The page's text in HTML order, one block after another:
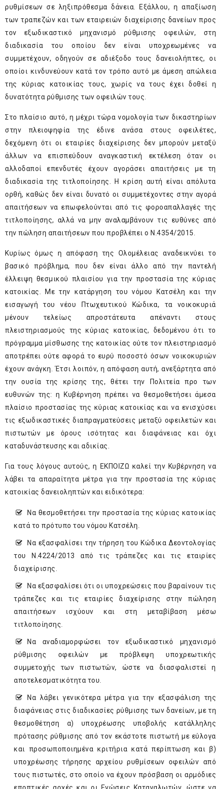
ρυθμίσεων σε ληξιπρόθεσμα δάνεια. Εξάλλου, η απαξίωση
των τραπεζών και των εταιρειών διαχείρισης δανείων προς
τον εξωδικαστικό μηχανισμό ρύθμισης οφειλών, στη
διαδικασία του οποίου δεν είναι υποχρεωμένες να
συμμετέχουν, οδηγούν σε αδιέξοδο τους δανειολήπτες, οι
οποίοι κινδυνεύουν κατά τον τρόπο αυτό με άμεση απώλεια
της κύριας κατοικίας τους, χωρίς να τους έχει δοθεί η
δυνατότητα ρύθμισης των οφειλών τους.
Στο πλαίσιο αυτό, η μέχρι τώρα νομολογία των δικαστηρίων
στην πλειοψηφία της έδινε ανάσα στους οφειλέτες,
δεχόμενη ότι οι εταιρίες διαχείρισης δεν μπορούν μεταξύ
άλλων να επισπεύδουν αναγκαστική εκτέλεση όταν οι
αλλοδαποί επενδυτές έχουν αγοράσει απαιτήσεις με τη
διαδικασία της τιτλοποίησης. Η κρίση αυτή είναι απόλυτα
ορθή, καθώς δεν είναι δυνατό οι συμμετέχοντες στην αγορά
απαιτήσεων να επωφελούνται από τις φοροαπαλλαγές της
τιτλοποίησης, αλλά να μην αναλαμβάνουν τις ευθύνες από
την πώληση απαιτήσεων που προβλέπει ο Ν.4354/2015.
Κυρίως όμως η απόφαση της Ολομέλειας αναδεικνύει το
βασικό πρόβλημα, που δεν είναι άλλο από την παντελή
έλλειψη θεσμικού πλαισίου για την προστασία της κύριας
κατοικίας. Με την κατάργηση του νόμου Κατσέλη και την
εισαγωγή του νέου Πτωχευτικού Κώδικα, τα νοικοκυριά
μένουν τελείως απροστάτευτα απέναντι στους
πλειστηριασμούς της κύριας κατοικίας, δεδομένου ότι το
πρόγραμμα μίσθωσης της κατοικίας ούτε τον πλειστηριασμό
αποτρέπει ούτε αφορά το ευρύ ποσοστό όσων νοικοκυριών
έχουν ανάγκη. Έτσι λοιπόν, η απόφαση αυτή, ανεξάρτητα από
την ουσία της κρίσης της, θέτει την Πολιτεία προ των
ευθυνών της: η Κυβέρνηση πρέπει να θεσμοθετήσει άμεσα
πλαίσιο προστασίας της κύριας κατοικίας και να ενισχύσει
τις εξωδικαστικές διαπραγματεύσεις μεταξύ οφειλετών και
πιστωτών με όρους ισότητας και διαφάνειας και όχι
καταδυνάστευσης και αδικίας.
Για τους λόγους αυτούς, η ΕΚΠΟΙΖΩ καλεί την Κυβέρνηση να
λάβει τα απαραίτητα μέτρα για την προστασία της κύριας
κατοικίας δανειοληπτών και ειδικότερα:
Να θεσμοθετήσει την προστασία της κύριας κατοικίας
κατά το πρότυπο του νόμου Κατσέλη.
Να εξασφαλίσει την τήρηση του Κώδικα Δεοντολογίας
του Ν.4224/2013 από τις τράπεζες και τις εταιρίες
διαχείρισης.
Να εξασφαλίσει ότι οι υποχρεώσεις που βαραίνουν τις
τράπεζες και τις εταιρίες διαχείρισης στην πώληση
απαιτήσεων ισχύουν και στη μεταβίβαση μέσω
τιτλοποίησης.
Να αναδιαμορφώσει τον εξωδικαστικό μηχανισμό
ρύθμισης οφειλών με πρόβλεψη υποχρεωτικής
συμμετοχής των πιστωτών, ώστε να διασφαλιστεί η
αποτελεσματικότητα του.
Να λάβει γενικότερα μέτρα για την εξασφάλιση της
διαφάνειας στις διαδικασίες ρύθμισης των δανείων, με τη
θεσμοθέτηση α) υποχρέωσης υποβολής κατάλληλης
πρότασης ρύθμισης από τον εκάστοτε πιστωτή με εύλογα
και προσωποποιημένα κριτήρια κατά περίπτωση και β)
υποχρέωσης τήρησης αρχείου ρυθμίσεων οφειλών από
τους πιστωτές, στο οποίο να έχουν πρόσβαση οι αρμόδιες